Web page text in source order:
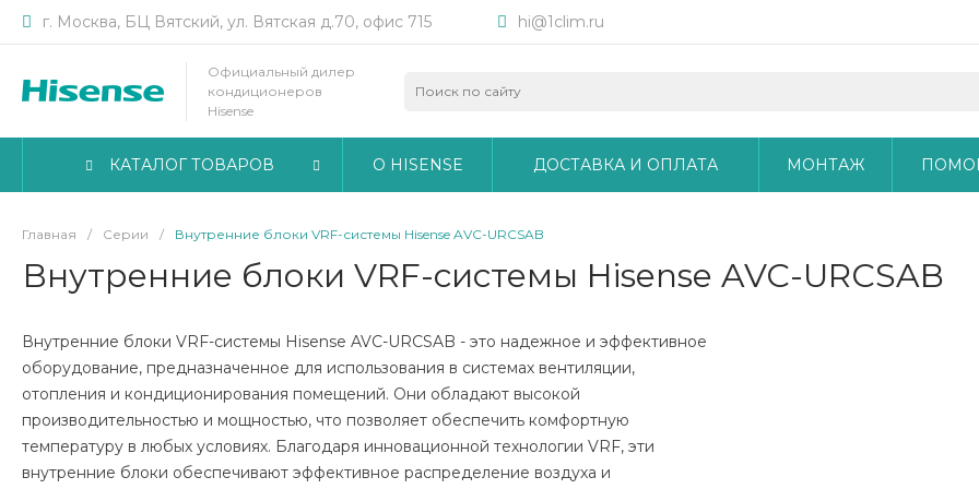
г. Москва, БЦ Вятский, ул. Вятская д.70, офис 715 hi@1clim.ru
Официальный дилер
кондиционеров
Hisense
КАТАЛОГ ТОВАРОВ О HISENSE ДОСТАВКА И ОПЛАТА МОНТАЖ
Главная / Серии / Внутренние блоки VRF-системы Hisense AVC-URCSAB
Внутренние блоки VRF-системы Hisense AVC-URCSAB
Внутренние блоки VRF-системы Hisense AVC-URCSAB - это надежное и эффективное
оборудование, предназначенное для использования в системах вентиляции,
отопления и кондиционирования помещений. Они обладают высокой
производительностью и мощностью, что позволяет обеспечить комфортную
температуру в любых условиях. Благодаря инновационной технологии VRF, эти
внутренние блоки обеспечивают эффективное распределение воздуха и